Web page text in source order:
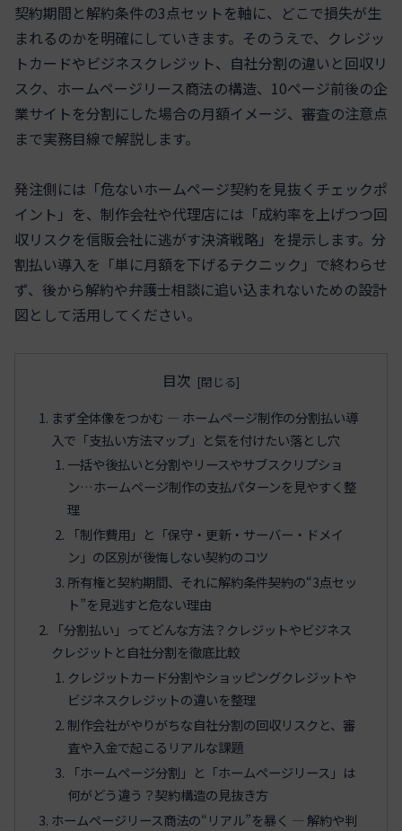
契約期間と解約条件の3点セットを軸に、どこで損失が生
まれるのかを明確にしていきます。そのうえで、クレジッ
トカードやビジネスクレジット、自社分割の違いと回収リ
スク、ホームページリース商法の構造、10ページ前後の企
業サイトを分割にした場合の月額イメージ、審査の注意点
まで実務目線で解説します。
発注側には「危ないホームページ契約を見抜くチェックポ
イント」を、制作会社や代理店には「成約率を上げつつ回
収リスクを信販会社に逃がす決済戦略」を提示します。分
割払い導入を「単に月額を下げるテクニック」で終わらせ
ず、後から解約や弁護士相談に追い込まれないための設計
図として活用してください。
目次
まず全体像をつかむ ― ホームページ制作の分割払い導
入で「支払い方法マップ」と気を付けたい落とし穴
一括や後払いと分割やリースやサブスクリプショ
ン…ホームページ制作の支払パターンを見やすく整
理
「制作費用」と「保守・更新・サーバー・ドメイ
ン」の区別が後悔しない契約のコツ
所有権と契約期間、それに解約条件――契約の“3点セッ
ト”を見逃すと危ない理由
「分割払い」ってどんな方法？クレジットやビジネス
クレジットと自社分割を徹底比較
クレジットカード分割やショッピングクレジットや
ビジネスクレジットの違いを整理
制作会社がやりがちな自社分割の回収リスクと、審
査や入金で起こるリアルな課題
「ホームページ分割」と「ホームページリース」は
何がどう違う？契約構造の見抜き方
ホームページリース商法の“リアル”を暴く ― 解約や判